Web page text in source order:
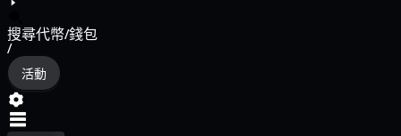
搜尋代幣/錢包
/
活動